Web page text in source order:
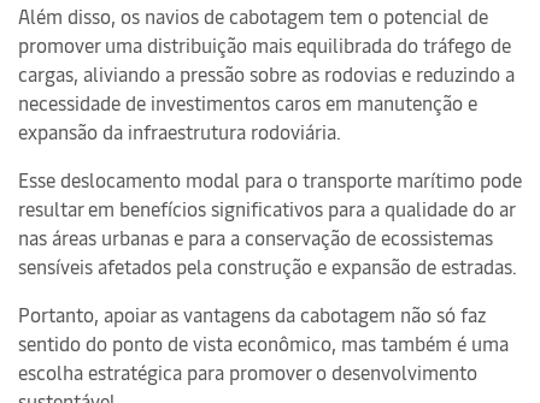
Além disso, os navios de cabotagem tem o potencial de
promover uma distribuição mais equilibrada do tráfego de
cargas, aliviando a pressão sobre as rodovias e reduzindo a
necessidade de investimentos caros em manutenção e
expansão da infraestrutura rodoviária.
Esse deslocamento modal para o transporte marítimo pode
resultar em benefícios significativos para a qualidade do ar
nas áreas urbanas e para a conservação de ecossistemas
sensíveis afetados pela construção e expansão de estradas.
Portanto, apoiar as vantagens da cabotagem não só faz
sentido do ponto de vista econômico, mas também é uma
escolha estratégica para promover o desenvolvimento